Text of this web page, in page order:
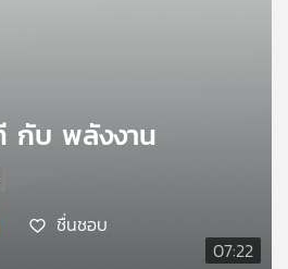
07:22
กับ พลังงาน
ชื่นชอบ